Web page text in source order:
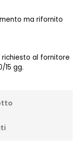
ma rifornito
richiesto al fornitore
15 gg.